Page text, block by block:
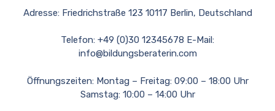
Adresse: Friedrichstraße 123 10117 Berlin, Deutschland
Telefon: +49 (0)30 12345678 E-Mail:
info@bildungsberaterin.com
Öffnungszeiten: Montag – Freitag: 09:00 – 18:00 Uhr
Samstag: 10:00 – 14:00 Uhr